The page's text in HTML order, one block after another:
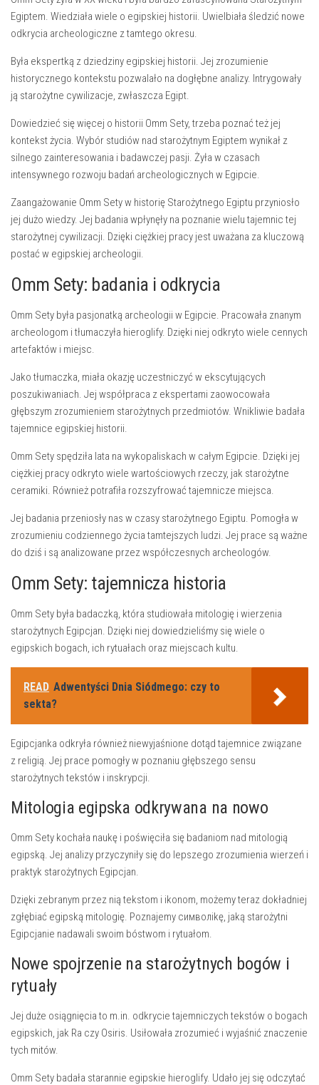
Egiptem. Wiedziała wiele o egipskiej historii. Uwielbiała śledzić nowe
odkrycia archeologiczne z tamtego okresu.
Była ekspertką z dziedziny egipskiej historii. Jej zrozumienie
historycznego kontekstu pozwalało na dogłębne analizy. Intrygowały
ją starożytne cywilizacje, zwłaszcza Egipt.
Dowiedzieć się więcej o historii Omm Sety, trzeba poznać też jej
kontekst życia. Wybór studiów nad starożytnym Egiptem wynikał z
silnego zainteresowania i badawczej pasji. Żyła w czasach
intensywnego rozwoju badań archeologicznych w Egipcie.
Zaangażowanie Omm Sety w historię Starożytnego Egiptu przyniosło
jej dużo wiedzy. Jej badania wpłynęły na poznanie wielu tajemnic tej
starożytnej cywilizacji. Dzięki ciężkiej pracy jest uważana za kluczową
postać w egipskiej archeologii.
Omm Sety: badania i odkrycia
Omm Sety była pasjonatką archeologii w Egipcie. Pracowała znanym
archeologom i tłumaczyła hieroglify. Dzięki niej odkryto wiele cennych
artefaktów i miejsc.
Jako tłumaczka, miała okazję uczestniczyć w ekscytujących
poszukiwaniach. Jej współpraca z ekspertami zaowocowała
głębszym zrozumieniem starożytnych przedmiotów. Wnikliwie badała
tajemnice egipskiej historii.
Omm Sety spędziła lata na wykopaliskach w całym Egipcie. Dzięki jej
ciężkiej pracy odkryto wiele wartościowych rzeczy, jak starożytne
ceramiki. Również potrafiła rozszyfrować tajemnicze miejsca.
Jej badania przeniosły nas w czasy starożytnego Egiptu. Pomogła w
zrozumieniu codziennego życia tamtejszych ludzi. Jej prace są ważne
do dziś i są analizowane przez współczesnych archeologów.
Omm Sety: tajemnicza historia
Omm Sety była badaczką, która studiowała mitologię i wierzenia
starożytnych Egipcjan. Dzięki niej dowiedzieliśmy się wiele o
egipskich bogach, ich rytuałach oraz miejscach kultu.
READ Adwentyści Dnia Siódmego: czy to
sekta?
Egipcjanka odkryła również niewyjaśnione dotąd tajemnice związane
z religią. Jej prace pomogły w poznaniu głębszego sensu
starożytnych tekstów i inskrypcji.
Mitologia egipska odkrywana na nowo
Omm Sety kochała naukę i poświęciła się badaniom nad mitologią
egipską. Jej analizy przyczyniły się do lepszego zrozumienia wierzeń i
praktyk starożytnych Egipcjan.
Dzięki zebranym przez nią tekstom i ikonom, możemy teraz dokładniej
zgłębiać egipską mitologię. Poznajemy символikę, jaką starożytni
Egipcjanie nadawali swoim bóstwom i rytuałom.
Nowe spojrzenie na starożytnych bogów i
rytuały
Jej duże osiągnięcia to m.in. odkrycie tajemniczych tekstów o bogach
egipskich, jak Ra czy Osiris. Usiłowała zrozumieć i wyjaśnić znaczenie
tych mitów.
Omm Sety badała starannie egipskie hieroglify. Udało jej się odczytać